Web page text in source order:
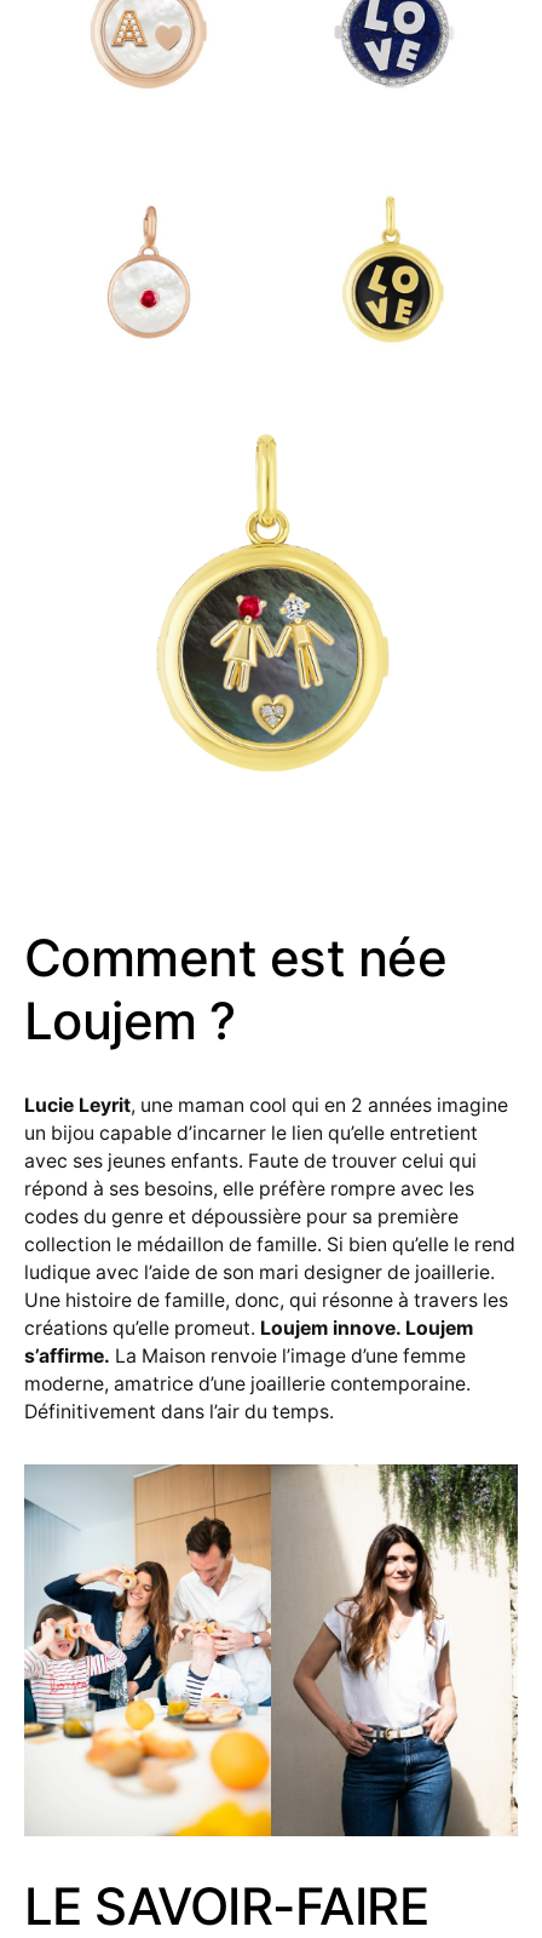
Comment est née
Loujem ?
Lucie Leyrit, une maman cool qui en 2 années imagine
un bijou capable d’incarner le lien qu’elle entretient
avec ses jeunes enfants. Faute de trouver celui qui
répond à ses besoins, elle préfère rompre avec les
codes du genre et dépoussière pour sa première
collection le médaillon de famille. Si bien qu’elle le rend
ludique avec l’aide de son mari designer de joaillerie.
Une histoire de famille, donc, qui résonne à travers les
créations qu’elle promeut. Loujem innove. Loujem
s’affirme. La Maison renvoie l’image d’une femme
moderne, amatrice d’une joaillerie contemporaine.
Définitivement dans l’air du temps.
LE SAVOIR-FAIRE